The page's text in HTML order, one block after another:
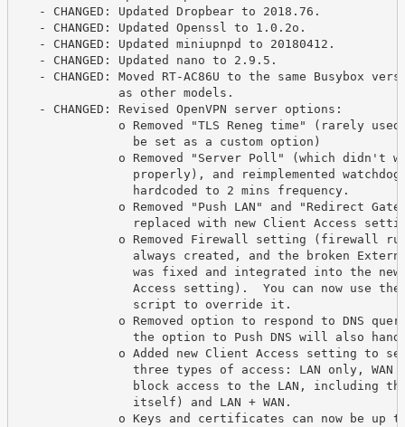
- CHANGED: Updated Dropbear to 2018.76.
- CHANGED: Updated Openssl to 1.0.2o.
- CHANGED: Updated miniupnpd to 20180412.
- CHANGED: Updated nano to 2.9.5.
- CHANGED: Moved RT-AC86U to the same Busybox
as other models.
- CHANGED: Revised OpenVPN server options:
o Removed "TLS Reneg time" (rarely used,
be set as a custom option)
o Removed "Server Poll" (which didn't
properly), and reimplemented watchdog
hardcoded to 2 mins frequency.
o Removed "Push LAN" and "Redirect
replaced with new Client Access
o Removed Firewall setting (firewall rules
always created, and the broken External
was fixed and integrated into the new
Access setting).  You can now use the
script to override it.
o Removed option to respond to DNS
the option to Push DNS will also
o Added new Client Access setting to
three types of access: LAN only, WAN
block access to the LAN, including the
itself) and LAN + WAN.
o Keys and certificates can now be up to